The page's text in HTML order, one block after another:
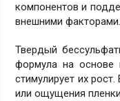
компонентов и
внешними факторами.
Твердый
формула на основе
стимулирует их
или ощущения